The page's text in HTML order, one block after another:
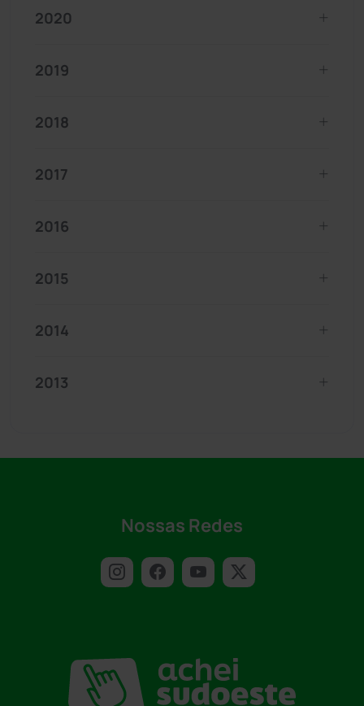
2020
2019
2018
2017
2016
2015
2014
2013
Nossas Redes